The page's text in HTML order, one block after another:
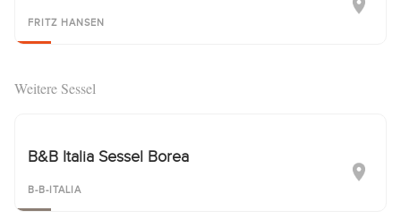
FRITZ HANSEN
Weitere Sessel
B&B Italia Sessel Borea
B-B-ITALIA